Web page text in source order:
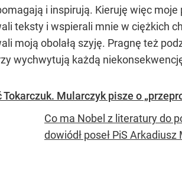
i inspirują. Kieruję więc
teksty i wspierali mnie w ciężkich
moją obolałą szyję. Pragnę też
wychwytują każdą
Tokarczuk. Mularczyk pisze o
Co ma Nobel z literatury do
dowiódł poseł PiS Arkadiusz